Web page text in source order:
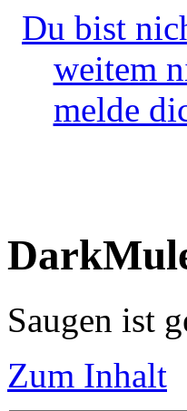
Du bist
weitem
melde
Saugen ist
Zum Inhalt